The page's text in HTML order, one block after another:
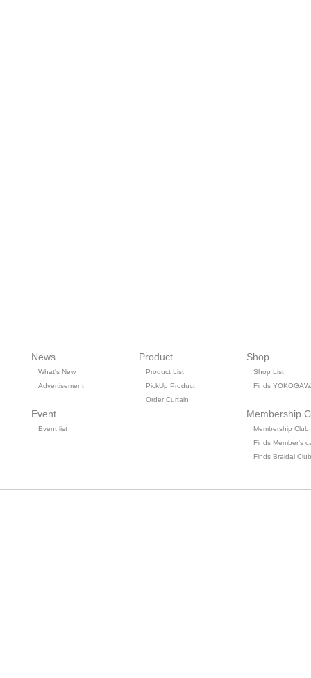
News
What's New
Advertisement
Event
Event list
Product
Product List
PickUp Product
Order Curtain
Shop
Shop List
Finds
Membership
Membership Club
Finds Member's
Finds Braidal Club